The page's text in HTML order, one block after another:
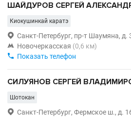
ШАЙДУРОВ СЕРГЕЙ
Киокушинкай каратэ
 Санкт-Петербург, пр-т Шаумяна, д.
 Новочеркасская (0,6 км)
 Показать телефон
СИЛУЯНОВ СЕРГЕЙ
Шотокан
 Санкт-Петербург, Фермское ш., д.